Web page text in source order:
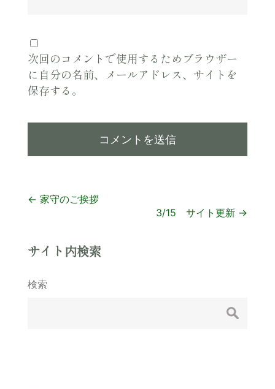
次回のコメントで使用するためブラウザー
に自分の名前、メールアドレス、サイトを
保存する。
投
ナ
ゲ
← 家守のご挨拶
3/15 サイト更新 →
サイト内検索
検索